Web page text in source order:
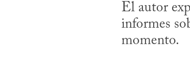
El autor
informes
momento.